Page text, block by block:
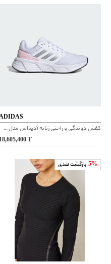
ADIDAS
کفش دوندگی و راحتی زنانه آدیداس مدل GALAXY کد IE8150
18,605,400
5% بازگشت نقدی